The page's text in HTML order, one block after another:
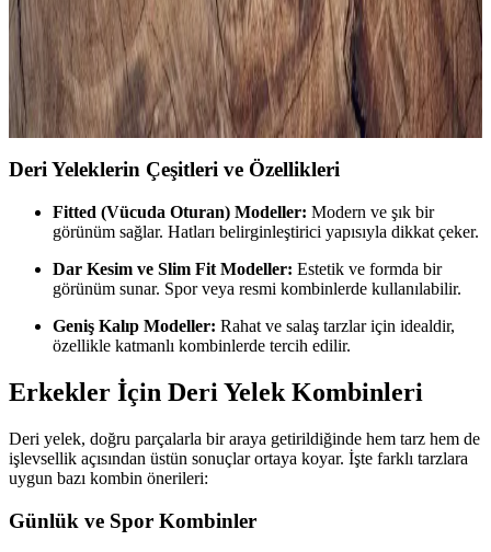
Bir Arada Yakalayın
Modern erkekler için tasarlanan siyah spor gömlekler, rahatlık ve
şıklığı bir arada sunar. Çok yönlü modelleri ve kombin önerileriyle
stilinizi güçlendirin.
Deri Yeleklerin Çeşitleri ve Özellikleri
Fitted (Vücuda Oturan) Modeller: Modern ve şık bir
görünüm sağlar. Hatları belirginleştirici yapısıyla dikkat çeker.
Dar Kesim ve Slim Fit Modeller: Estetik ve formda bir
görünüm sunar. Spor veya resmi kombinlerde kullanılabilir.
Geniş Kalıp Modeller: Rahat ve salaş tarzlar için idealdir,
özellikle katmanlı kombinlerde tercih edilir.
Erkekler İçin Deri Yelek Kombinleri
Deri yelek, doğru parçalarla bir araya getirildiğinde hem tarz hem de
işlevsellik açısından üstün sonuçlar ortaya koyar. İşte farklı tarzlara
uygun bazı kombin önerileri:
Günlük ve Spor Kombinler